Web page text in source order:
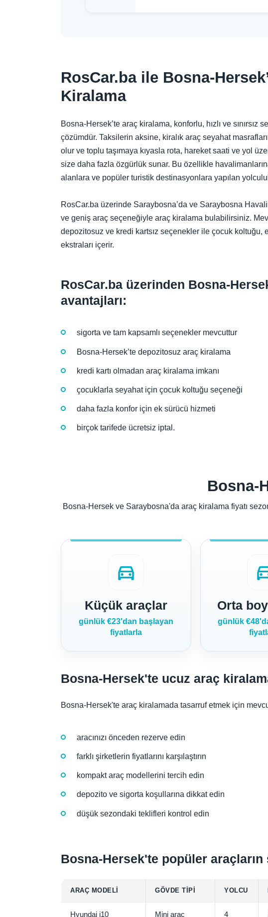
RosCar.ba ile Bosna-
Kiralama
Bosna-Hersek’te araç kiralama, konforlu, hızlı ve
çözümdür. Taksilerin aksine, kiralık araç seyahat
olur ve toplu taşımaya kıyasla rota, hareket saati ve yol
size daha fazla özgürlük sunar. Bu özellikle
alanlara ve popüler turistik destinasyonlara yapılan
RosCar.ba üzerinde Saraybosna’da ve Saraybosna
ve geniş araç seçeneğiyle araç kiralama bulabilirsiniz.
depozitosuz ve kredi kartsız seçenekler ile çocuk koltuğu,
ekstraları içerir.
RosCar.ba üzerinden Bosna-
avantajları:
sigorta ve tam kapsamlı seçenekler mevcuttur
Bosna-Hersek’te depozitosuz araç kiralama
kredi kartı olmadan araç kiralama imkanı
çocuklarla seyahat için çocuk koltuğu seçeneği
daha fazla konfor için ek sürücü hizmeti
birçok tarifede ücretsiz iptal.
Bosna-
Bosna-Hersek ve Saraybosna'da araç kiralama fiyatı
directions_car
Küçük araçlar
günlük €23'dan başlayan
fiyatlarla
Orta
günlük
Bosna-Hersek'te ucuz araç
Bosna-Hersek'te araç kiralamada tasarruf etmek için
aracınızı önceden rezerve edin
farklı şirketlerin fiyatlarını karşılaştırın
kompakt araç modellerini tercih edin
depozito ve sigorta koşullarına dikkat edin
düşük sezondaki teklifleri kontrol edin
Bosna-Hersek'te popüler
ARAÇ MODELI GÖVDE TIPI YOLCU
Hyundai i10 Mini araç 4